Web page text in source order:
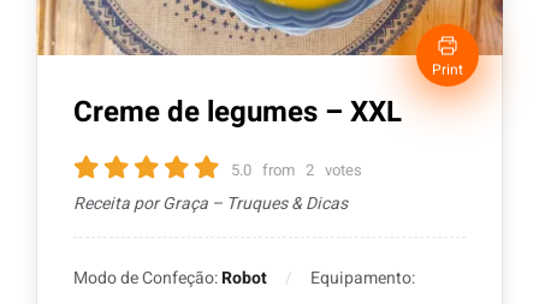
Print
Creme de legumes – XXL
5.0 from 2 votes
Receita por Graça – Truques & Dicas
Modo de Confeção:Robot
Equipamento: